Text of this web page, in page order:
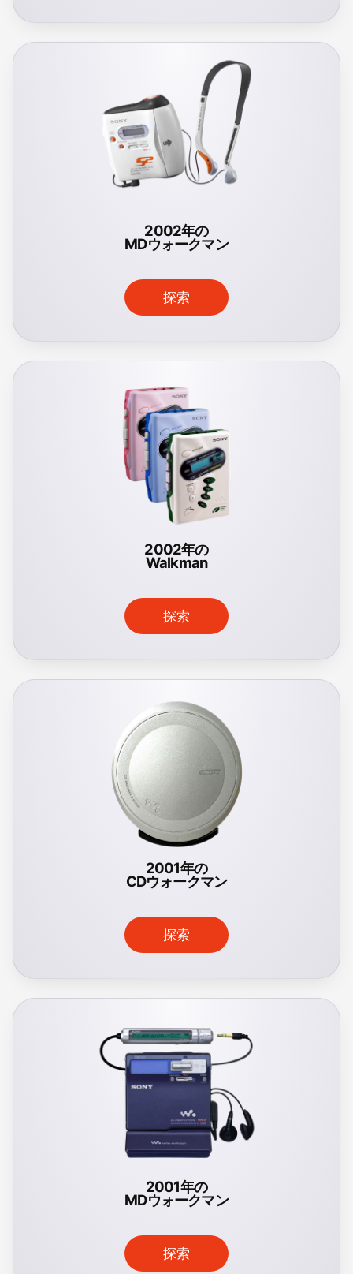
2002年の
MDウォークマン
探索
2002年の
Walkman
探索
2001年の
CDウォークマン
探索
2001年の
MDウォークマン
探索